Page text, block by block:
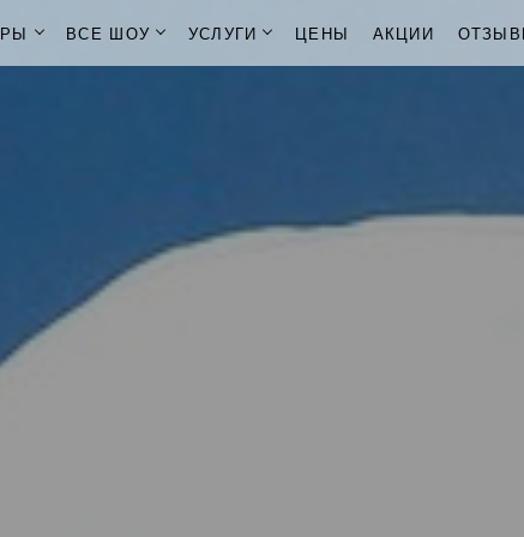
ВСЕ ШОУ УСЛУГИ ЦЕНЫ АКЦИИ